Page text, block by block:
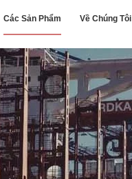
Các Sản Phẩm Về Chúng Tôi